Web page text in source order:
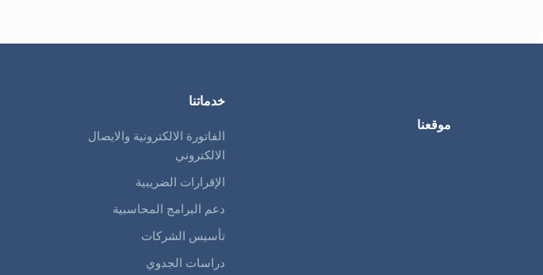
خدماتنا
الفاتورة الالكترونية والايصال
الالكتروني
الإقرارات الضريبية
دعم البرامج المحاسبية
تأسيس الشركات
دراسات الجدوي
موقعنا